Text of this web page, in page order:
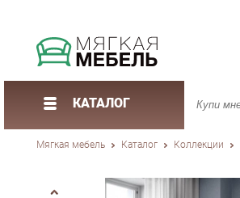
КАТАЛОГ
Мягкая мебель Каталог Коллекции